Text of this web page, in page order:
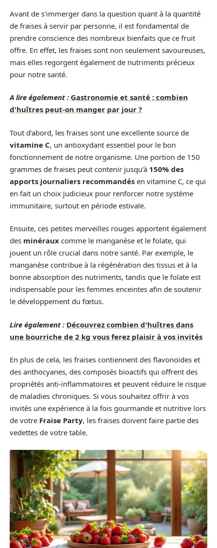
Avant de s’immerger dans la question quant à la quantité
de fraises à servir par personne, il est fondamental de
prendre conscience des nombreux bienfaits que ce fruit
offre. En effet, les fraises sont non seulement savoureuses,
mais elles regorgent également de nutriments précieux
pour notre santé.
A lire également : Gastronomie et santé : combien
d'huîtres peut-on manger par jour ?
Tout d’abord, les fraises sont une excellente source de
vitamine C, un antioxydant essentiel pour le bon
fonctionnement de notre organisme. Une portion de 150
grammes de fraises peut contenir jusqu’à 150% des
apports journaliers recommandés en vitamine C, ce qui
en fait un choix judicieux pour renforcer notre système
immunitaire, surtout en période estivale.
Ensuite, ces petites merveilles rouges apportent également
des minéraux comme le manganèse et le folate, qui
jouent un rôle crucial dans notre santé. Par exemple, le
manganèse contribue à la régénération des tissus et à la
bonne absorption des nutriments, tandis que le folate est
indispensable pour les femmes enceintes afin de soutenir
le développement du fœtus.
Lire également : Découvrez combien d'huîtres dans
une bourriche de 2 kg vous ferez plaisir à vos invités
En plus de cela, les fraises contiennent des flavonoïdes et
des anthocyanes, des composés bioactifs qui offrent des
propriétés anti-inflammatoires et peuvent réduire le risque
de maladies chroniques. Si vous souhaitez offrir à vos
invités une expérience à la fois gourmande et nutritive lors
de votre Fraise Party, les fraises doivent faire partie des
vedettes de votre table.